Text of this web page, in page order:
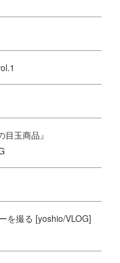
玉商品』
を撮る [yoshio/VLOG]